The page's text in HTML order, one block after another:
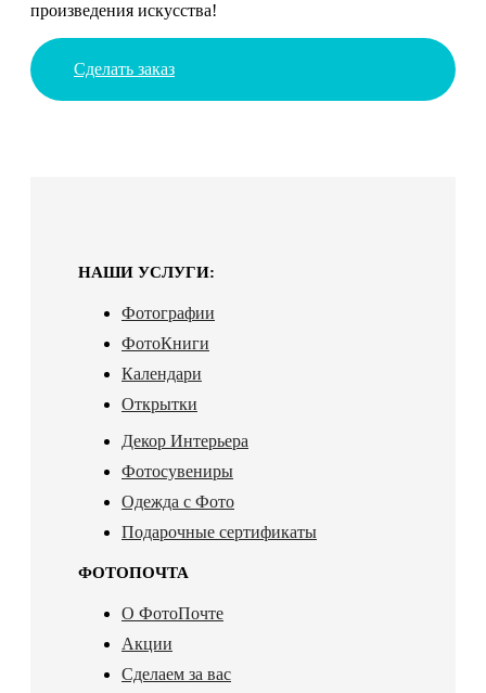
произведения искусства!
Сделать заказ
НАШИ УСЛУГИ:
Фотографии
ФотоКниги
Календари
Открытки
Декор Интерьера
Фотосувениры
Одежда с Фото
Подарочные сертификаты
ФОТОПОЧТА
О ФотоПочте
Акции
Сделаем за вас